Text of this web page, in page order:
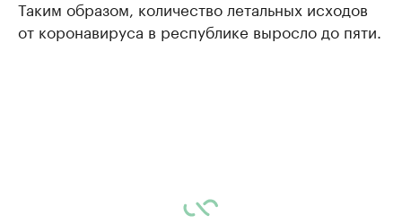
Таким образом, количество летальных исходов
от коронавируса в республике выросло до пяти.